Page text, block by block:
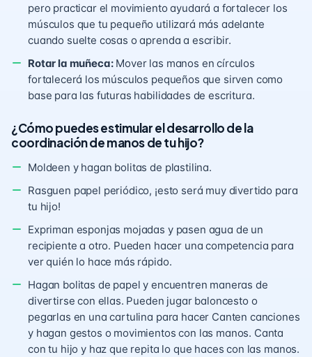
pero practicar el movimiento ayudará a fortalecer los
músculos que tu pequeño utilizará más adelante
cuando suelte cosas o aprenda a escribir.
Rotar la muñeca:Mover las manos en círculos
fortalecerá los músculos pequeños que sirven como
base para las futuras habilidades de escritura.
¿Cómo puedes estimular el desarrollo de la
coordinación de manos de tu hijo?
Moldeen y hagan bolitas de plastilina.
Rasguen papel periódico, ¡esto será muy divertido para
tu hijo!
Expriman esponjas mojadas y pasen agua de un
recipiente a otro. Pueden hacer una competencia para
ver quién lo hace más rápido.
Hagan bolitas de papel y encuentren maneras de
divertirse con ellas. Pueden jugar baloncesto o
pegarlas en una cartulina para hacer Canten canciones
y hagan gestos o movimientos con las manos. Canta
con tu hijo y haz que repita lo que haces con las manos.